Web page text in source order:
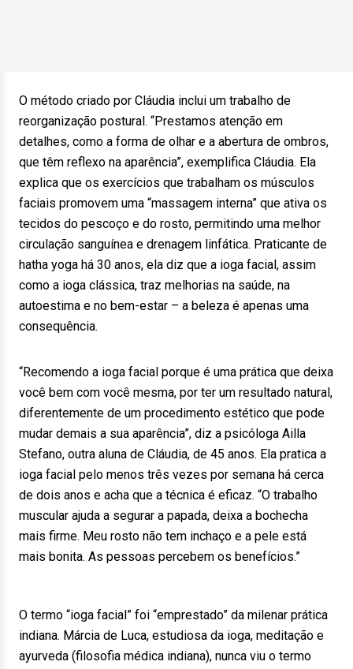
O método criado por Cláudia inclui um trabalho de
reorganização postural. “Prestamos atenção em
detalhes, como a forma de olhar e a abertura de ombros,
que têm reflexo na aparência”, exemplifica Cláudia. Ela
explica que os exercícios que trabalham os músculos
faciais promovem uma “massagem interna” que ativa os
tecidos do pescoço e do rosto, permitindo uma melhor
circulação sanguínea e drenagem linfática. Praticante de
hatha yoga há 30 anos, ela diz que a ioga facial, assim
como a ioga clássica, traz melhorias na saúde, na
autoestima e no bem-estar – a beleza é apenas uma
consequência.
“Recomendo a ioga facial porque é uma prática que deixa
você bem com você mesma, por ter um resultado natural,
diferentemente de um procedimento estético que pode
mudar demais a sua aparência”, diz a psicóloga Ailla
Stefano, outra aluna de Cláudia, de 45 anos. Ela pratica a
ioga facial pelo menos três vezes por semana há cerca
de dois anos e acha que a técnica é eficaz. “O trabalho
muscular ajuda a segurar a papada, deixa a bochecha
mais firme. Meu rosto não tem inchaço e a pele está
mais bonita. As pessoas percebem os benefícios.”
O termo “ioga facial” foi “emprestado” da milenar prática
indiana. Márcia de Luca, estudiosa da ioga, meditação e
ayurveda (filosofia médica indiana), nunca viu o termo